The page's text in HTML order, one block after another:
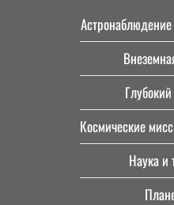
Космические
Наука и